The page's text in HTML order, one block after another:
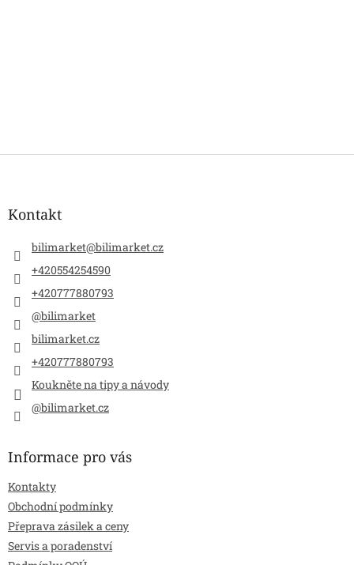
Z
Kontakt
bilimarket@bilimarket.cz
+420554254590
+420777880793
@bilimarket
bilimarket.cz
+420777880793
Koukněte na tipy a návody
@bilimarket.cz
Informace pro vás
Kontakty
Obchodní podmínky
Přeprava zásilek a ceny
Servis a poradenství